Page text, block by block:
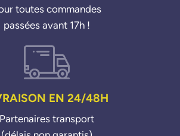
toutes commandes
passées avant 17h !
EN 24/48H
Partenaires transport